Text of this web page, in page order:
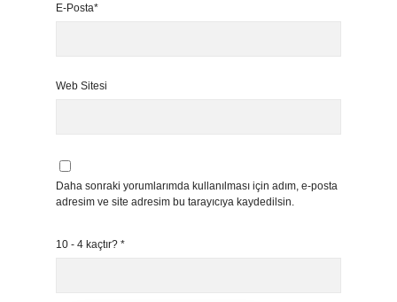
E-Posta*
Web Sitesi
Daha sonraki yorumlarımda kullanılması için adım, e-posta
adresim ve site adresim bu tarayıcıya kaydedilsin.
10 - 4 kaçtır? *